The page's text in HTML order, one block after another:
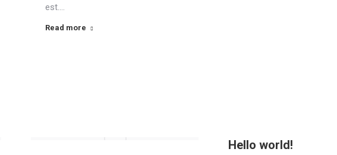
est.…
Read more
Hello world!